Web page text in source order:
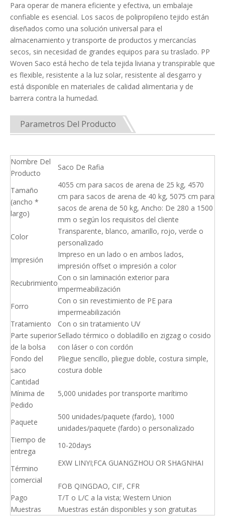
Para operar de manera eficiente y efectiva, un embalaje
confiable es esencial. Los sacos de polipropileno tejido están
diseñados como una solución universal para el
almacenamiento y transporte de productos y mercancías
secos, sin necesidad de grandes equipos para su traslado. PP
Woven Saco está hecho de tela tejida liviana y transpirable que
es flexible, resistente a la luz solar, resistente al desgarro y
está disponible en materiales de calidad alimentaria y de
barrera contra la humedad.
Parametros Del Producto
Nombre Del
Producto
Saco De Rafia
Tamaño
(ancho *
largo)
4055 cm para sacos de arena de 25 kg, 4570
cm para sacos de arena de 40 kg, 5075 cm para
sacos de arena de 50 kg, Ancho: De 280 a 1500
mm o según los requisitos del cliente
Color
Transparente, blanco, amarillo, rojo, verde o
personalizado
Impresión
Impreso en un lado o en ambos lados,
impresión offset o impresión a color
Recubrimiento
Con o sin laminación exterior para
impermeabilización
Forro
Con o sin revestimiento de PE para
impermeabilización
Tratamiento
Con o sin tratamiento UV
Parte superior
de la bolsa
Sellado térmico o dobladillo en zigzag o cosido
con láser o con cordón
Fondo del
saco
Pliegue sencillo, pliegue doble, costura simple,
costura doble
Cantidad
Mínima de
Pedido
5,000 unidades por transporte marítimo
Paquete
500 unidades/paquete (fardo), 1000
unidades/paquete (fardo) o personalizado
Tiempo de
entrega
10-20days
Término
comercial
EXW LINYI;FCA GUANGZHOU OR SHAGNHAI
FOB QINGDAO, CIF, CFR
Pago
T/T o L/C a la vista; Western Union
Muestras
Muestras están disponibles y son gratuitas